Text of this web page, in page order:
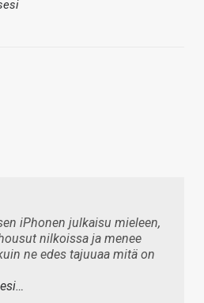
iPhonen julkaisu mieleen,
nilkoissa ja menee
ne edes tajuuaa mitä on